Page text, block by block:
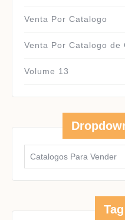
Venta Por Catalogo
Venta Por Catalogo de
Volume 13